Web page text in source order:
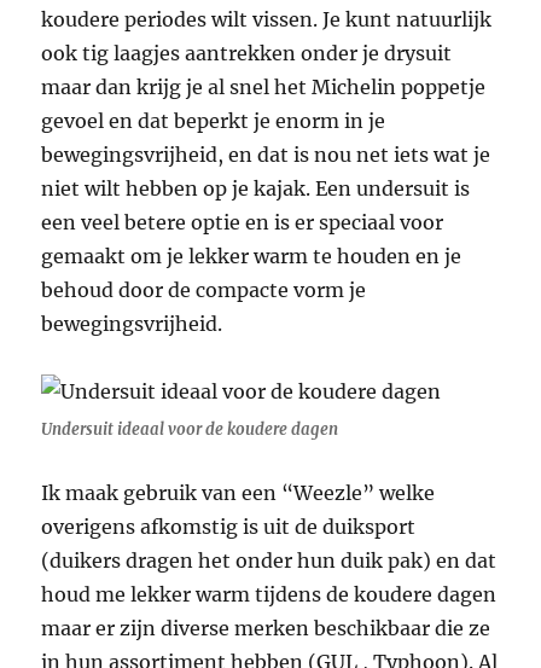
koudere periodes wilt vissen. Je kunt natuurlijk
ook tig laagjes aantrekken onder je drysuit
maar dan krijg je al snel het Michelin poppetje
gevoel en dat beperkt je enorm in je
bewegingsvrijheid, en dat is nou net iets wat je
niet wilt hebben op je kajak. Een undersuit is
een veel betere optie en is er speciaal voor
gemaakt om je lekker warm te houden en je
behoud door de compacte vorm je
bewegingsvrijheid.
Undersuit ideaal voor de koudere dagen
Ik maak gebruik van een “Weezle” welke
overigens afkomstig is uit de duiksport
(duikers dragen het onder hun duik pak) en dat
houd me lekker warm tijdens de koudere dagen
maar er zijn diverse merken beschikbaar die ze
in hun assortiment hebben (GUL , Typhoon). Al